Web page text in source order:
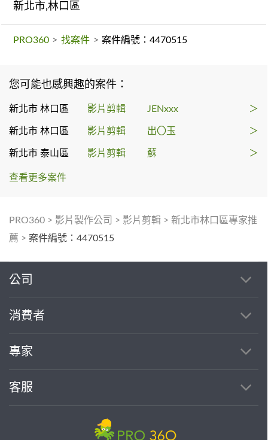
新北市,林口區
PRO360 > 找案件 > 案件編號：4470515
您可能也感興趣的案件：
新北市 林口區 影片剪輯 JENxxx ＞
新北市 林口區 影片剪輯 出〇玉 ＞
新北市 泰山區 影片剪輯 蘇 ＞
查看更多案件
PRO360 > 影片製作公司 > 影片剪輯 > 新北市林口區專家推
薦 > 案件編號：4470515
公司
消費者
專家
客服